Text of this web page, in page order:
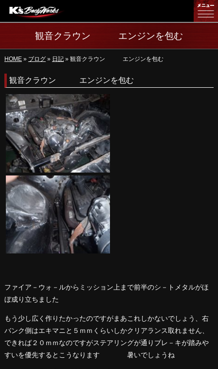
カスタム
板金
制作実績
職人紹介
アクセス
ご相談
お問い合わせ
ブログ
観音クラウン エンジンを包む
HOME» ブログ» 日記» 観音クラウン エンジンを包む
観音クラウン エンジンを包む
ファイア－ウォ－ルからミッション上まで前半のシ－トメタルがほ
ぼ成り立ちました
もう少し広く作りたかったのですがまあこれしかないでしょう、右
バンク側はエキマニと５ｍｍくらいしかクリアランス取れません、
できれば２０ｍｍなのですがステアリングが通りブレ－キが踏みや
すいを優先するとこうなります 暑いでしょうね